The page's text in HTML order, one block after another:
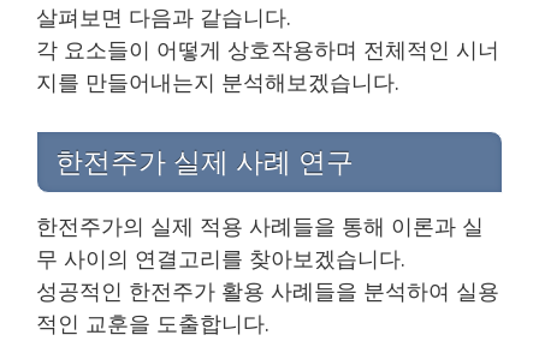
살펴보면 다음과 같습니다.
각 요소들이 어떻게 상호작용하며 전체적인 시너
지를 만들어내는지 분석해보겠습니다.
한전주가 실제 사례 연구
한전주가의 실제 적용 사례들을 통해 이론과 실
무 사이의 연결고리를 찾아보겠습니다.
성공적인 한전주가 활용 사례들을 분석하여 실용
적인 교훈을 도출합니다.